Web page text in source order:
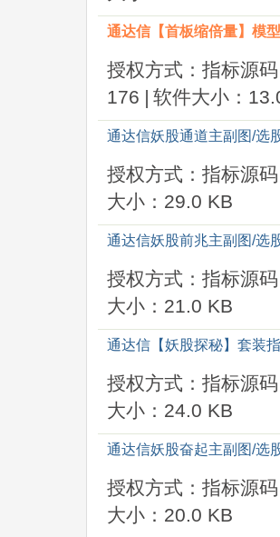
通达信【首板缩倍量】模
授权方式：指标源码
176 | 软件大小：
通达信妖股通道主副图/选
授权方式：指标源码
大小：29.0 KB
通达信妖股前兆主副图/选
授权方式：指标源码
大小：21.0 KB
通达信【妖股探秘】套装
授权方式：指标源码
大小：24.0 KB
通达信妖股奋起主副图/选
授权方式：指标源码
大小：20.0 KB